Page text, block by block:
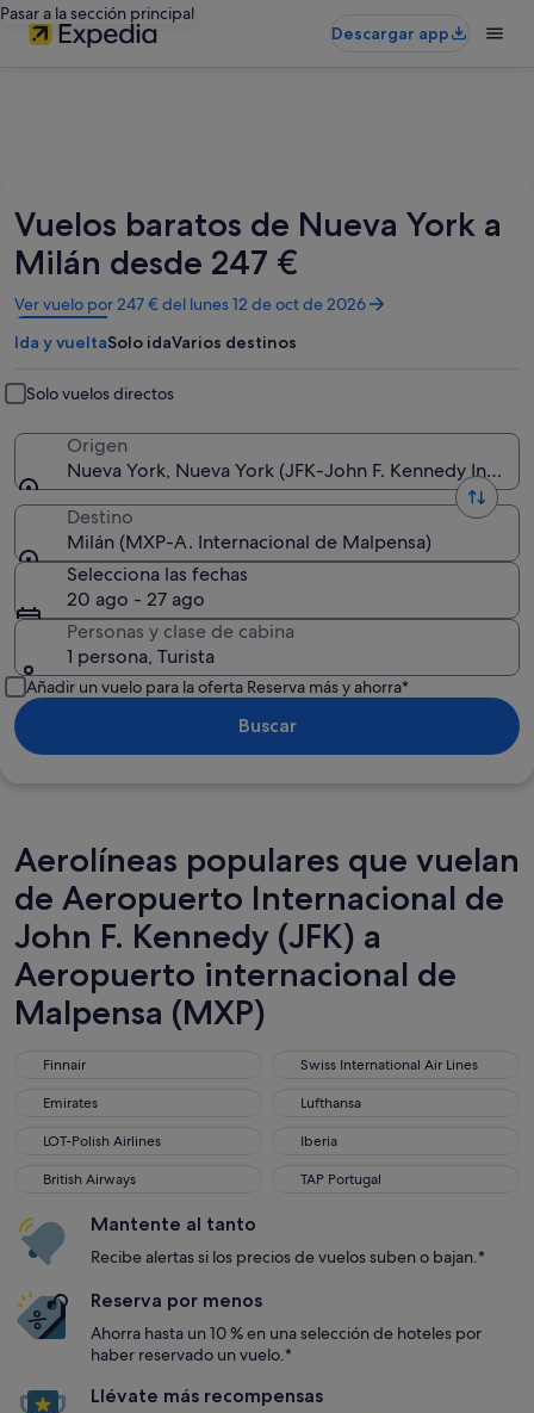
Pasar a la sección principal
Descargar app
Vuelos baratos de Nueva York a
Milán desde 247 €
Ver vuelo por 247 € del lunes 12 de oct de 2026
Se
abre
en
ventana
nueva
Ida y vueltaSolo idaVarios destinos
Solo vuelos directos
Origen
Nueva York, Nueva York (JFK-John F. Kennedy Intl.)
Destino
Milán (MXP-A. Internacional de Malpensa)
Selecciona las fechas
20 ago - 27 ago
Personas y clase de cabina
1 persona, Turista
Añadir un vuelo para la oferta Reserva más y ahorra*
Buscar
Aerolíneas populares que vuelan
de Aeropuerto Internacional de
John F. Kennedy (JFK) a
Aeropuerto internacional de
Malpensa (MXP)
Finnair
Finnair Swiss International Air Lines
Swiss International Air Lines
Emirates
Emirates Lufthansa
Lufthansa
LOT-Polish Airlines
LOT-Polish Airlines Iberia
Iberia
British Airways
British Airways TAP Portugal
TAP Portugal
Mantente al tanto
Recibe alertas si los precios de vuelos suben o bajan.*
Reserva por menos
Ahorra hasta un 10 % en una selección de hoteles por
haber reservado un vuelo.*
Llévate más recompensas